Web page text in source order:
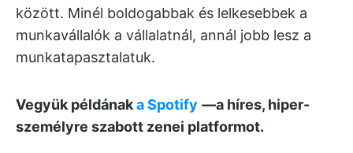
között. Minél boldogabbak és lelkesebbek a
munkavállalók a vállalatnál, annál jobb lesz a
munkatapasztalatuk.
Vegyük példánakaSpotify —a híres, hiper-
személyre szabott zenei platformot.